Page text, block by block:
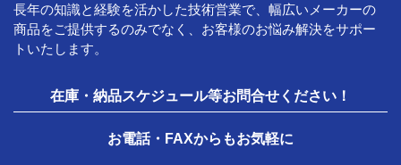
長年の知識と経験を活かした技術営業で、幅広いメーカーの
商品をご提供するのみでなく、お客様のお悩み解決をサポー
トいたします。
在庫・納品スケジュール等お問合せください！
お電話・FAXからもお気軽に